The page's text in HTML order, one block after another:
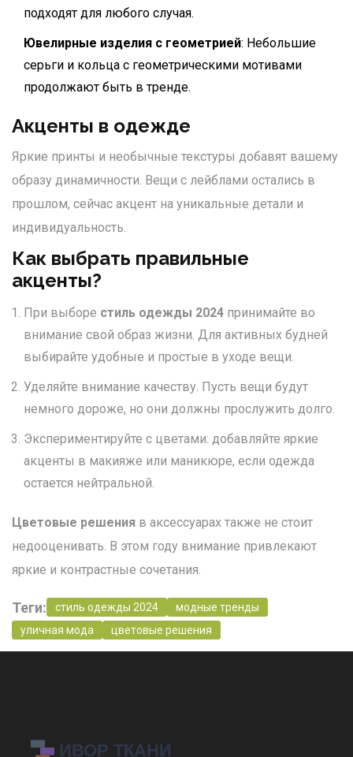
подходят для любого случая.
Ювелирные изделия с геометрией: Небольшие
серьги и кольца с геометрическими мотивами
продолжают быть в тренде.
Акценты в одежде
Яркие принты и необычные текстуры добавят вашему
образу динамичности. Вещи с лейблами остались в
прошлом, сейчас акцент на уникальные детали и
индивидуальность.
Как выбрать правильные
акценты?
При выборе стиль одежды 2024 принимайте во
внимание свой образ жизни. Для активных будней
выбирайте удобные и простые в уходе вещи.
Уделяйте внимание качеству. Пусть вещи будут
немного дороже, но они должны прослужить долго.
Экспериментируйте с цветами: добавляйте яркие
акценты в макияже или маникюре, если одежда
остается нейтральной.
Цветовые решения в аксессуарах также не стоит
недооценивать. В этом году внимание привлекают
яркие и контрастные сочетания.
Теги: стиль одежды 2024
модные тренды
уличная мода
цветовые решения